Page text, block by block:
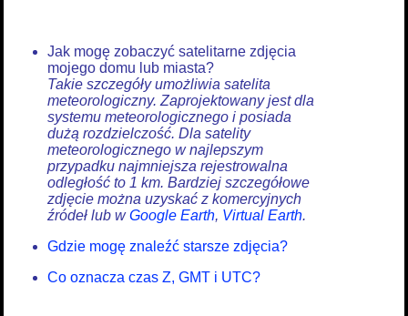
Jak mogę zobaczyć satelitarne zdjęcia
mojego domu lub miasta?
Takie szczegóły umożliwia satelita
meteorologiczny. Zaprojektowany jest dla
systemu meteorologicznego i posiada
dużą rozdzielczość. Dla satelity
meteorologicznego w najlepszym
przypadku najmniejsza rejestrowalna
odległość to 1 km. Bardziej szczegółowe
zdjęcie można uzyskać z komercyjnych
źródeł lub wGoogle Earth, Virtual Earth.
Gdzie mogę znaleźć starsze zdjęcia?
Co oznacza czas Z, GMT i UTC?